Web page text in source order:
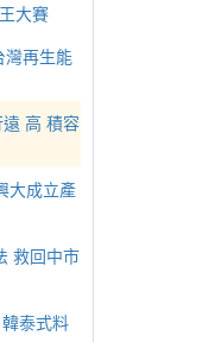
大賽
灣再生能
高 積容
大成立產
救回中市
泰式料